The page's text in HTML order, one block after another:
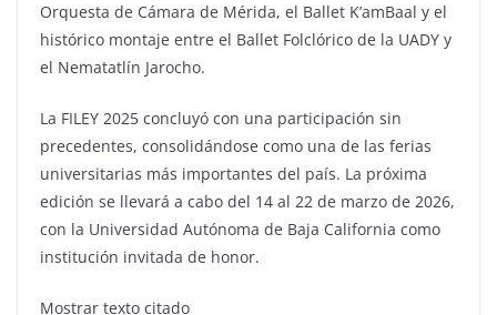
Orquesta de Cámara de Mérida, el Ballet K’amBaal y el
histórico montaje entre el Ballet Folclórico de la UADY y
el Nematatlín Jarocho.
La FILEY 2025 concluyó con una participación sin
precedentes, consolidándose como una de las ferias
universitarias más importantes del país. La próxima
edición se llevará a cabo del 14 al 22 de marzo de 2026,
con la Universidad Autónoma de Baja California como
institución invitada de honor.
Mostrar texto citado